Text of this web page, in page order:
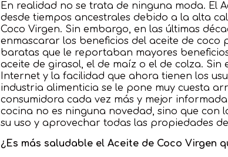
En realidad no se trata de ninguna moda. El
desde tiempos ancestrales debido a la alta
Coco Virgen. Sin embargo, en las últimas
enmascarar los beneficios del aceite de
baratas que le reportaban mayores
aceite de girasol, el de maíz o el de colza.
Internet y la facilidad que ahora tienen los
industria alimenticia se le pone muy cuesta
consumidora cada vez más y mejor
cocina no es ninguna novedad, sino que
su uso y aprovechar todas las propiedades
¿Es más saludable el Aceite de Coco Virgen